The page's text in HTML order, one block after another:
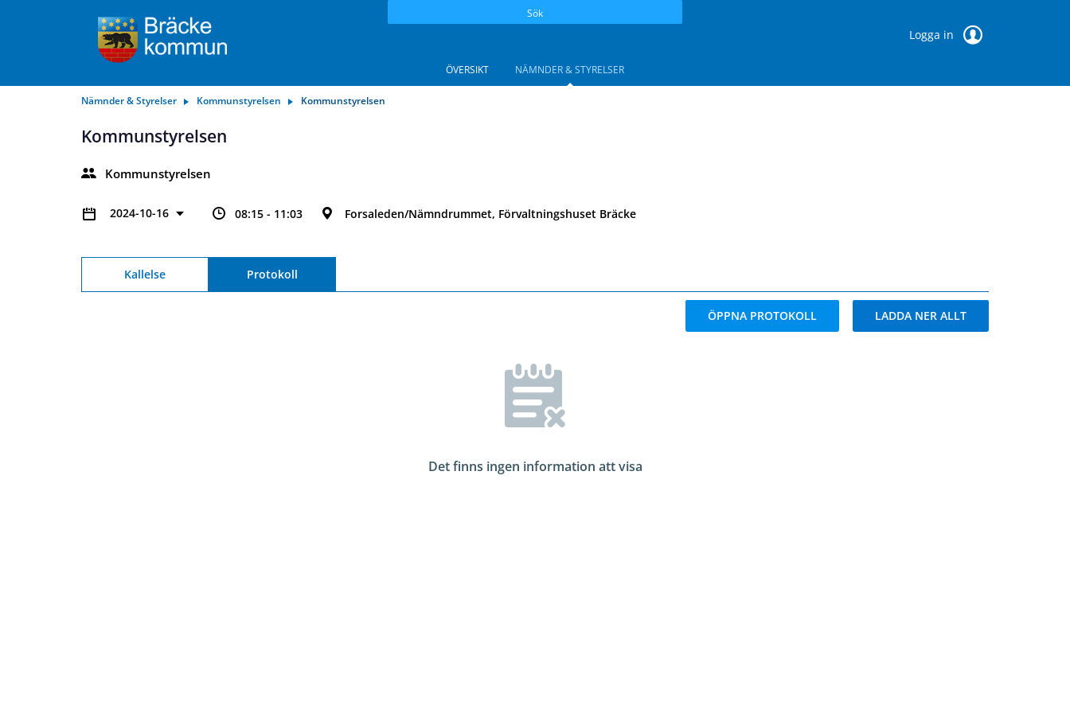
Sök
Logga in
ÖVERSIKT NÄMNDER & STYRELSER
Nämnder & Styrelser Kommunstyrelsen Kommunstyrelsen
Kommunstyrelsen
Kommunstyrelsen
2024-10-16 08:15 - 11:03 Forsaleden/Nämndrummet, Förvaltningshuset Bräcke
Kallelse Protokoll
ÖPPNA PROTOKOLL LADDA NER ALLT
Det finns ingen information att visa